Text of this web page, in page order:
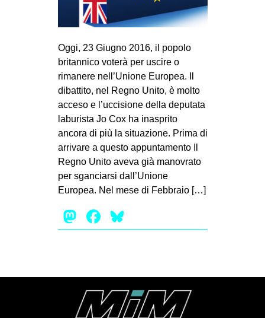
STUDENTI TSUNAMI
MILANO
MOBILITAZIONI
SPAZI
SPORT POPOLARE
MOVIMENTI
AMBIENTE
ANTIFASCISMO
GENERI
STUDENTI
Oggi, 23 Giugno 2016, il popolo
britannico voterà per uscire o
rimanere nell’Unione Europea. Il
dibattito, nel Regno Unito, è molto
acceso e l’uccisione della deputata
laburista Jo Cox ha inasprito
ancora di più la situazione. Prima di
arrivare a questo appuntamento Il
Regno Unito aveva già manovrato
per sganciarsi dall’Unione
Europea. Nel mese di Febbraio […]
Mastodon
Facebook